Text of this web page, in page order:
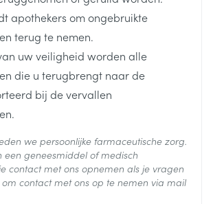
op de breukgleuf gespleten
aan te passen
levofloxacine
Kamertemperatuur (15°C - 25°C)
apothekers om ongebruikte
terug te nemen.
uw veiligheid worden alle
die u terugbrengt naar de
bij de vervallen
we persoonlijke farmaceutische zorg.
een geneesmiddel of medisch
contact met ons opnemen als je vragen
contact met ons op te nemen via mail